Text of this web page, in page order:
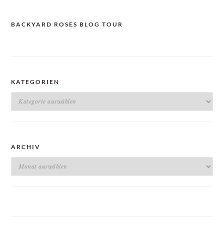
BACKYARD ROSES BLOG TOUR
KATEGORIEN
Kategorien
ARCHIV
Archiv